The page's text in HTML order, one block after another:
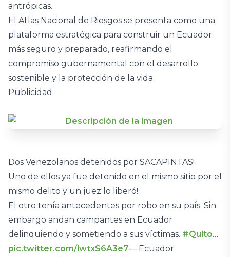
antrópicas.
El Atlas Nacional de Riesgos se presenta como una
plataforma estratégica para construir un Ecuador
más seguro y preparado, reafirmando el
compromiso gubernamental con el desarrollo
sostenible y la protección de la vida.
Publicidad
Dos Venezolanos detenidos por SACAPINTAS!
Uno de ellos ya fue detenido en el mismo sitio por el
mismo delito y un juez lo liberó!
El otro tenía antecedentes por robo en su país. Sin
embargo andan campantes en Ecuador
delinquiendo y sometiendo a sus víctimas. #Quito…
pic.twitter.com/lwtxS6A3e7— Ecuador